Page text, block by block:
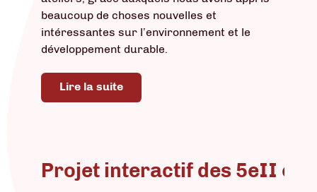
beaucoup de choses nouvelles et
intéressantes sur l’environnement et le
développement durable.
Lire la suite
Projet interactif des 5eII et